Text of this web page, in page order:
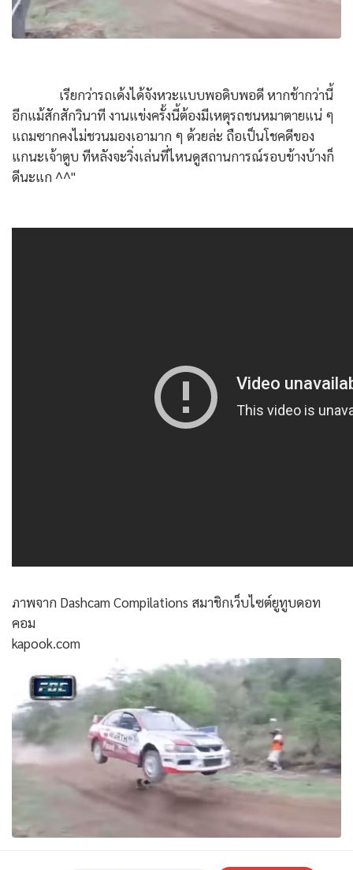
เรียกว่ารถเด้งได้จังหวะแบบพอดิบพอดี หากช้ากว่านี้
อีกแม้สักสักวินาที งานแข่งครั้งนี้ต้องมีเหตุรถชนหมาตายแน่ ๆ
แถมซากคงไม่ชวนมองเอามาก ๆ ด้วยล่ะ ถือเป็นโชคดีของ
แกนะเจ้าตูบ ทีหลังจะวิ่งเล่นที่ไหนดูสถานการณ์รอบข้างบ้างก็
ดีนะแก ^^"
ภาพจาก Dashcam Compilations สมาชิกเว็บไซต์ยูทูบดอท
คอม
kapook.com